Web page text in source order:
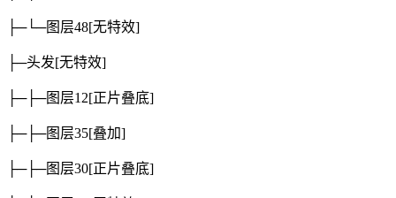
├─└─图层48[无特效]
├─头发[无特效]
├─├─图层12[正片叠底]
├─├─图层35[叠加]
├─├─图层30[正片叠底]